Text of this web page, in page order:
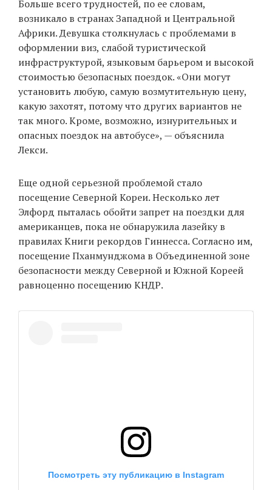
Больше всего трудностей, по ее словам,
возникало в странах Западной и Центральной
Африки. Девушка столкнулась с проблемами в
оформлении виз, слабой туристической
инфраструктурой, языковым барьером и высокой
стоимостью безопасных поездок. «Они могут
установить любую, самую возмутительную цену,
какую захотят, потому что других вариантов не
так много. Кроме, возможно, изнурительных и
опасных поездок на автобусе», — объяснила
Лекси.
Еще одной серьезной проблемой стало
посещение Северной Кореи. Несколько лет
Элфорд пыталась обойти запрет на поездки для
американцев, пока не обнаружила лазейку в
правилах Книги рекордов Гиннесса. Согласно им,
посещение Пханмунджома в Объединенной зоне
безопасности между Северной и Южной Кореей
равноценно посещению КНДР.
Посмотреть эту публикацию в Instagram